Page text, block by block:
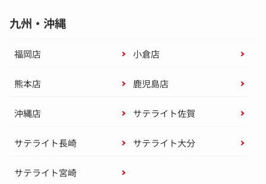
九州・沖縄
福岡店 小倉店
熊本店 鹿児島店
沖縄店 サテライト佐賀
サテライト長崎 サテライト大分
サテライト宮崎